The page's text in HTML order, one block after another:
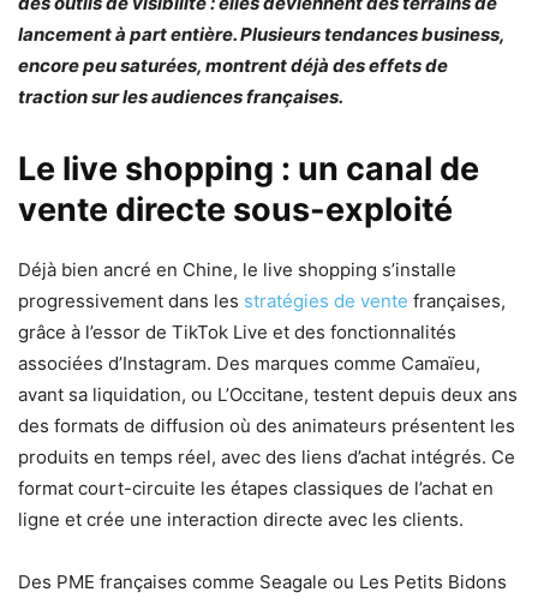
lancement à part entière. Plusieurs tendances business,
encore peu saturées, montrent déjà des effets de
traction sur les audiences françaises.
Le live shopping : un canal de
vente directe sous-exploité
Déjà bien ancré en Chine, le live shopping s’installe
progressivement dans les stratégies de vente françaises,
grâce à l’essor de TikTok Live et des fonctionnalités
associées d’Instagram. Des marques comme Camaïeu,
avant sa liquidation, ou L’Occitane, testent depuis deux ans
des formats de diffusion où des animateurs présentent les
produits en temps réel, avec des liens d’achat intégrés. Ce
format court-circuite les étapes classiques de l’achat en
ligne et crée une interaction directe avec les clients.
Des PME françaises comme Seagale ou Les Petits Bidons